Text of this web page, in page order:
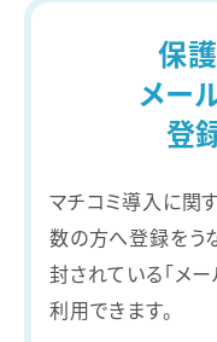
保
メー
登
マチコミ導入に関
数の方へ登録をう
封されている「メ
利用できます。